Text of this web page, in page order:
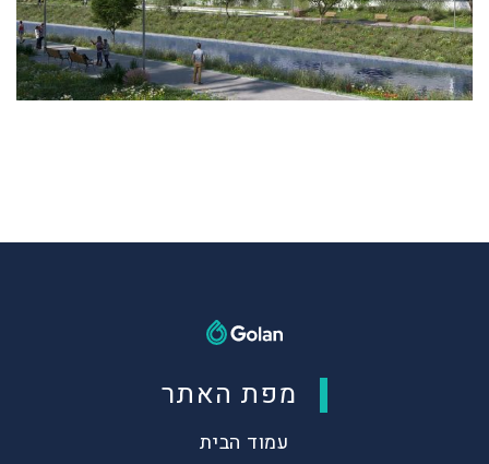
מפת האתר
עמוד הבית